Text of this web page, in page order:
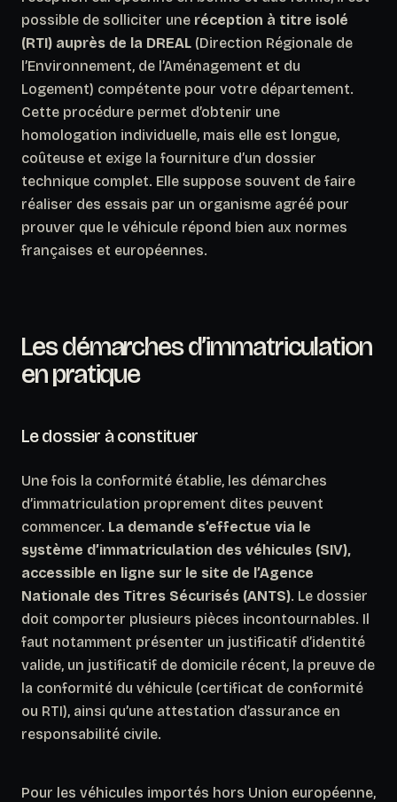
possible de solliciter une réception à titre isolé
(RTI) auprès de la DREAL (Direction Régionale de
l’Environnement, de l’Aménagement et du
Logement) compétente pour votre département.
Cette procédure permet d’obtenir une
homologation individuelle, mais elle est longue,
coûteuse et exige la fourniture d’un dossier
technique complet. Elle suppose souvent de faire
réaliser des essais par un organisme agréé pour
prouver que le véhicule répond bien aux normes
françaises et européennes.
Les démarches d’immatriculation
en pratique
Le dossier à constituer
Une fois la conformité établie, les démarches
d’immatriculation proprement dites peuvent
commencer. La demande s’effectue via le
système d’immatriculation des véhicules (SIV),
accessible en ligne sur le site de l’Agence
Nationale des Titres Sécurisés (ANTS). Le dossier
doit comporter plusieurs pièces incontournables. Il
faut notamment présenter un justificatif d’identité
valide, un justificatif de domicile récent, la preuve de
la conformité du véhicule (certificat de conformité
ou RTI), ainsi qu’une attestation d’assurance en
responsabilité civile.
Pour les véhicules importés hors Union européenne,